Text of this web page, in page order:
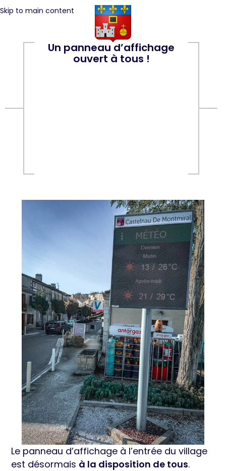
Skip to main content
Un panneau d’affichage
ouvert à tous !
Le panneau d’affichage à l’entrée du village
est désormais à la disposition de tous.